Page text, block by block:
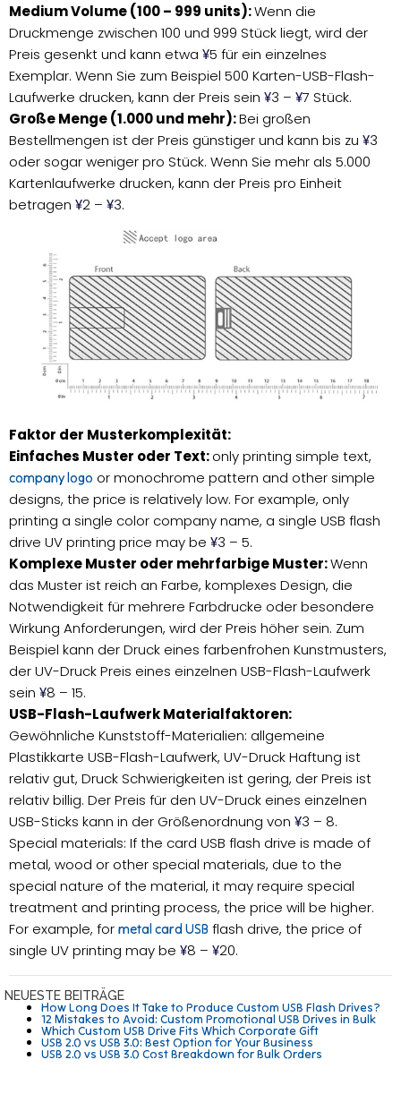
Medium Volume (100 – 999 units):Wenn die
Druckmenge zwischen 100 und 999 Stück liegt, wird der
Preis gesenkt und kann etwa ¥5 für ein einzelnes
Exemplar. Wenn Sie zum Beispiel 500 Karten-USB-Flash-
Laufwerke drucken, kann der Preis sein ¥3 – ¥7 Stück.
Große Menge (1.000 und mehr):Bei großen
Bestellmengen ist der Preis günstiger und kann bis zu ¥3
oder sogar weniger pro Stück. Wenn Sie mehr als 5.000
Kartenlaufwerke drucken, kann der Preis pro Einheit
betragen ¥2 – ¥3.
Faktor der Musterkomplexität:
Einfaches Muster oder Text:only printing simple text,
company logo or monochrome pattern and other simple
designs, the price is relatively low. For example, only
printing a single color company name, a single USB flash
drive UV printing price may be ¥3 – 5.
Komplexe Muster oder mehrfarbige Muster:Wenn
das Muster ist reich an Farbe, komplexes Design, die
Notwendigkeit für mehrere Farbdrucke oder besondere
Wirkung Anforderungen, wird der Preis höher sein. Zum
Beispiel kann der Druck eines farbenfrohen Kunstmusters,
der UV-Druck Preis eines einzelnen USB-Flash-Laufwerk
sein ¥8 – 15.
USB-Flash-Laufwerk Materialfaktoren:
Gewöhnliche Kunststoff-Materialien: allgemeine
Plastikkarte USB-Flash-Laufwerk, UV-Druck Haftung ist
relativ gut, Druck Schwierigkeiten ist gering, der Preis ist
relativ billig. Der Preis für den UV-Druck eines einzelnen
USB-Sticks kann in der Größenordnung von ¥3 – 8.
Special materials: If the card USB flash drive is made of
metal, wood or other special materials, due to the
special nature of the material, it may require special
treatment and printing process, the price will be higher.
For example, for metal card USB flash drive, the price of
single UV printing may be ¥8 – ¥20.
NEUESTE BEITRÄGE
How Long Does It Take to Produce Custom USB Flash Drives?
12 Mistakes to Avoid: Custom Promotional USB Drives in Bulk
Which Custom USB Drive Fits Which Corporate Gift
USB 2.0 vs USB 3.0: Best Option for Your Business
USB 2.0 vs USB 3.0 Cost Breakdown for Bulk Orders